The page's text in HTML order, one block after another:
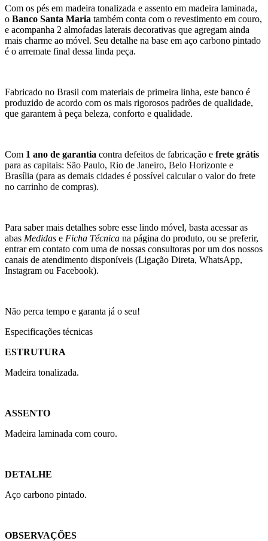
Com os pés em madeira tonalizada e assento em madeira laminada,
o Banco Santa Maria também conta com o revestimento em couro,
e acompanha 2 almofadas laterais decorativas que agregam ainda
mais charme ao móvel. Seu detalhe na base em aço carbono pintado
é o arremate final dessa linda peça.
Fabricado no Brasil com materiais de primeira linha, este banco é
produzido de acordo com os mais rigorosos padrões de qualidade,
que garantem à peça beleza, conforto e qualidade.
Com 1 ano de garantia contra defeitos de fabricação e frete grátis
para as capitais: São Paulo, Rio de Janeiro, Belo Horizonte e
Brasília (para as demais cidades é possível calcular o valor do frete
no carrinho de compras).
Para saber mais detalhes sobre esse lindo móvel, basta acessar as
abas Medidas e Ficha Técnica na página do produto, ou se preferir,
entrar em contato com uma de nossas consultoras por um dos nossos
canais de atendimento disponíveis (Ligação Direta, WhatsApp,
Instagram ou Facebook).
Não perca tempo e garanta já o seu!
Especificações técnicas
ESTRUTURA
Madeira tonalizada.
ASSENTO
Madeira laminada com couro.
DETALHE
Aço carbono pintado.
OBSERVAÇÕES